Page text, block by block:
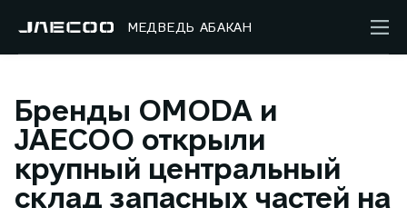
МЕДВЕДЬ АБАКАН
Бренды OMODA и
JAECOO открыли
крупный центральный
склад запасных частей на